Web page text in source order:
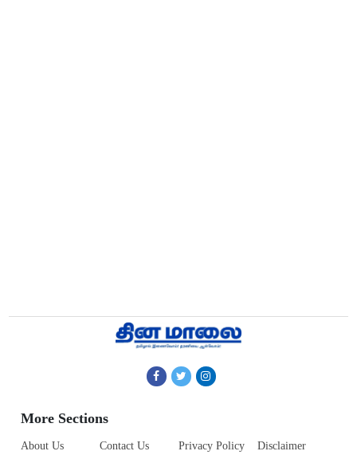
More Sections
About Us Contact Us Privacy Policy Disclaimer